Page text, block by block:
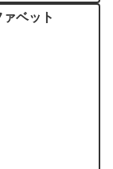
ベット